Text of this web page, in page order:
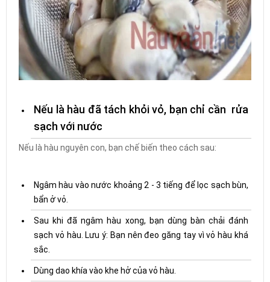
Nếu là hàu đã tách khỏi vỏ, bạn chỉ cần rửa
sạch với nước
Nếu là hàu nguyên con, bạn chế biến theo cách sau:
Ngâm hàu vào nước khoảng 2 - 3 tiếng để lọc sạch bùn,
bẩn ở vỏ.
Sau khi đã ngâm hàu xong, bạn dùng bàn chải đánh
sạch vỏ hàu. Lưu ý: Bạn nên đeo găng tay vì vỏ hàu khá
sắc.
Dùng dao khía vào khe hở của vỏ hàu.